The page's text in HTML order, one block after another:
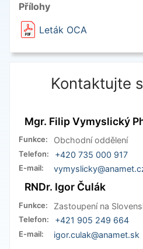
Přílohy
Leták OCA
Kontaktujte
Mgr. Filip Vymyslický
Funkce: Obchodní oddělení
Telefon: +420 735 000 917
E-mail:
RNDr. Igor Čulák
Funkce: Zastoupení na
Telefon: +421 905 249 664
E-mail: igor.culak@anamet.sk